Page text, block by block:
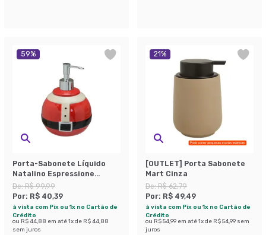
59%
Porta-Sabonete Líquido
Natalino Espressione
Vermelho e Branco
De:R$ 99,99
Por: R$ 40,39
à vista com Pix ou 1x no Cartão de
Crédito
ou R$ 44,88 em até1x de R$ 44,88
sem juros
21%
[OUTLET] Porta Sabonete
Mart Cinza
De:R$ 62,79
Por: R$ 49,49
à vista com Pix ou 1x no Cartão de
Crédito
ou R$ 54,99 em até1x de R$ 54,99 sem
juros